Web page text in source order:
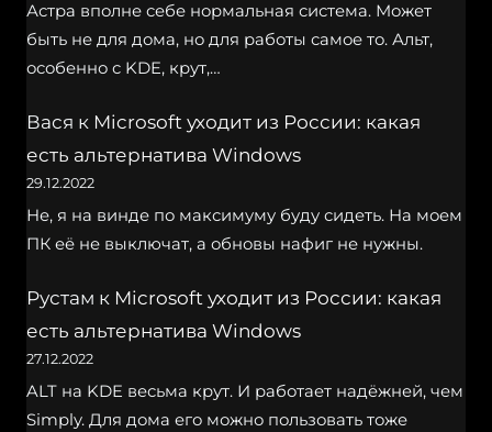
Астра вполне себе нормальная система. Может
быть не для дома, но для работы самое то. Альт,
особенно с KDE, крут,…
Вася к Microsoft уходит из России: какая
есть альтернатива Windows
29.12.2022
Не, я на винде по максимуму буду сидеть. На моем
ПК её не выключат, а обновы нафиг не нужны.
Рустам к Microsoft уходит из России: какая
есть альтернатива Windows
27.12.2022
ALT на KDE весьма крут. И работает надёжней, чем
Simply. Для дома его можно пользовать тоже